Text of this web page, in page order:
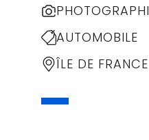
AUTOMOBILE
ÎLE DE FRANCE